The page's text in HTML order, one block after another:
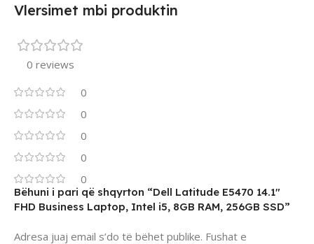
Vlersimet mbi produktin
0 reviews
0
0
0
0
0
Bëhuni i pari që shqyrton “Dell Latitude E5470 14.1″
FHD Business Laptop, Intel i5, 8GB RAM, 256GB SSD”
Adresa juaj email s’do të bëhet publike. Fushat e